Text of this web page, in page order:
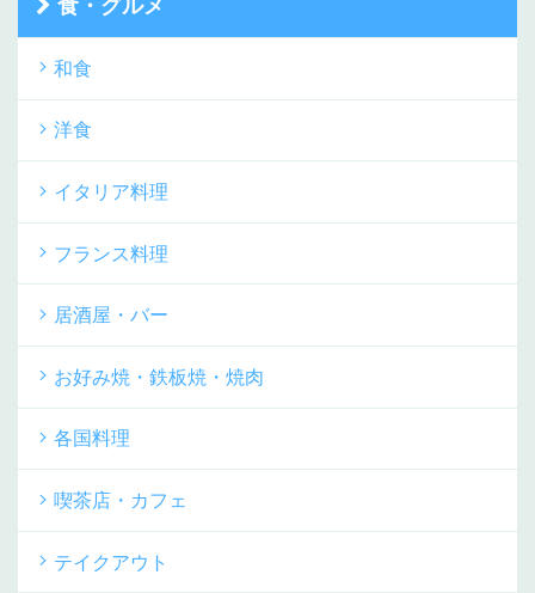
食・グルメ
和食
洋食
イタリア料理
フランス料理
居酒屋・バー
お好み焼・鉄板焼・焼肉
各国料理
喫茶店・カフェ
テイクアウト